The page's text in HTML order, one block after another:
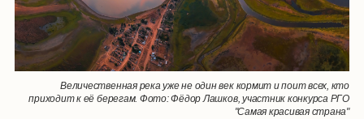
Величественная река уже не один век кормит и поит всех, кто
приходит к её берегам. Фото: Фёдор Лашков, участник конкурса РГО
"Самая красивая страна"